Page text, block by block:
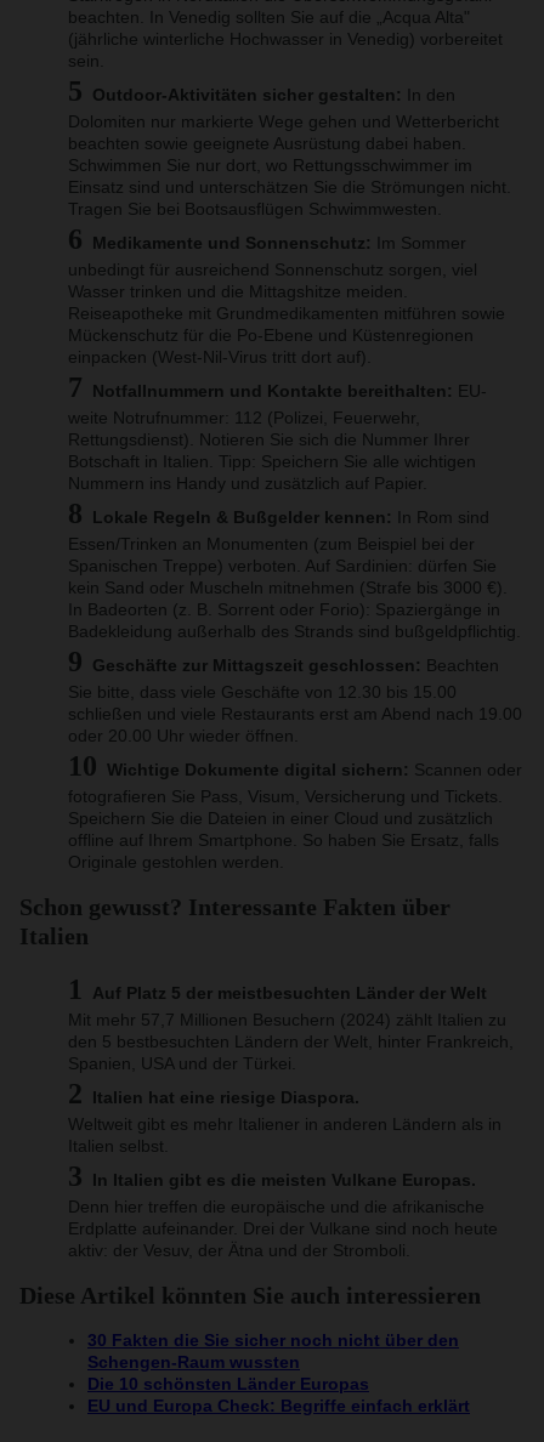
beachten. In Venedig sollten Sie auf die „Acqua Alta"
(jährliche winterliche Hochwasser in Venedig) vorbereitet
sein.
Outdoor-Aktivitäten sicher gestalten:
In den
Dolomiten nur markierte Wege gehen und Wetterbericht
beachten sowie geeignete Ausrüstung dabei haben.
Schwimmen Sie nur dort, wo Rettungsschwimmer im
Einsatz sind und unterschätzen Sie die Strömungen nicht.
Tragen Sie bei Bootsausflügen Schwimmwesten.
Medikamente und Sonnenschutz:
Im Sommer
unbedingt für ausreichend Sonnenschutz sorgen, viel
Wasser trinken und die Mittagshitze meiden.
Reiseapotheke mit Grundmedikamenten mitführen sowie
Mückenschutz für die Po-Ebene und Küstenregionen
einpacken (West-Nil-Virus tritt dort auf).
Notfallnummern und Kontakte bereithalten: EU-
weite Notrufnummer: 112 (Polizei, Feuerwehr,
Rettungsdienst). Notieren Sie sich die Nummer Ihrer
Botschaft in Italien. Tipp: Speichern Sie alle wichtigen
Nummern ins Handy und zusätzlich auf Papier.
Lokale Regeln & Bußgelder kennen:
In Rom sind
Essen/Trinken an Monumenten (zum Beispiel bei der
Spanischen Treppe) verboten. Auf Sardinien: dürfen Sie
kein Sand oder Muscheln mitnehmen (Strafe bis 3000 €).
In Badeorten (z. B. Sorrent oder Forio): Spaziergänge in
Badekleidung außerhalb des Strands sind bußgeldpflichtig.
Geschäfte zur Mittagszeit geschlossen: Beachten
Sie bitte, dass viele Geschäfte von 12.30 bis 15.00
schließen und viele Restaurants erst am Abend nach 19.00
oder 20.00 Uhr wieder öffnen.
Wichtige Dokumente digital sichern: Scannen oder
fotografieren Sie Pass, Visum, Versicherung und Tickets.
Speichern Sie die Dateien in einer Cloud und zusätzlich
offline auf Ihrem Smartphone. So haben Sie Ersatz, falls
Originale gestohlen werden.
Schon gewusst? Interessante Fakten über
Italien
Auf Platz 5 der meistbesuchten Länder der Welt
Mit mehr 57,7 Millionen Besuchern (2024) zählt Italien zu
den 5 bestbesuchten Ländern der Welt, hinter Frankreich,
Spanien, USA und der Türkei.
Italien hat eine riesige Diaspora.
Weltweit gibt es mehr Italiener in anderen Ländern als in
Italien selbst.
In Italien gibt es die meisten Vulkane Europas.
Denn hier treffen die europäische und die afrikanische
Erdplatte aufeinander. Drei der Vulkane sind noch heute
aktiv: der Vesuv, der Ätna und der Stromboli.
Diese Artikel könnten Sie auch interessieren
30 Fakten die Sie sicher noch nicht über den
Schengen-Raum wussten
Die 10 schönsten Länder Europas
EU und Europa Check: Begriffe einfach erklärt